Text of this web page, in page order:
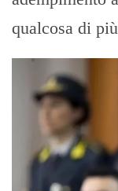
qualcosa di